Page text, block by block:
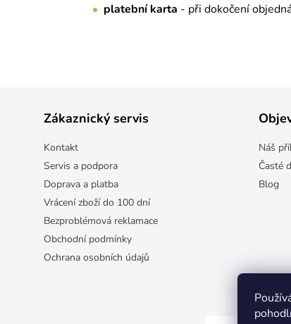
platební karta - při dokočení
Zákaznický servis
Kontakt
Servis a podpora
Doprava a platba
Vrácení zboží do 100 dní
Bezproblémová reklamace
Obchodní podmínky
Ochrana osobních údajů
Náš
Časté
Blog